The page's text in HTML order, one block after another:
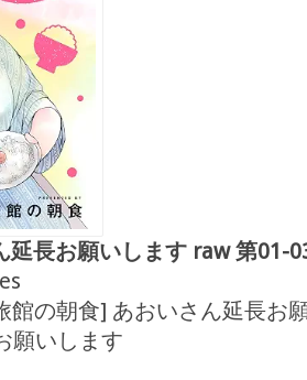
延長お願いします raw 第01-
館の朝食] あおいさん延長お
願いします